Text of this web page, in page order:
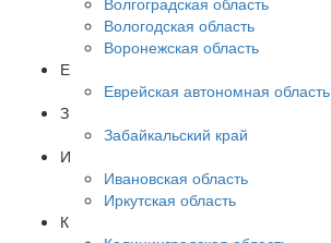
Вологодская область
Воронежская область
Е
Еврейская автономная область
З
Забайкальский край
И
Ивановская область
Иркутская область
К